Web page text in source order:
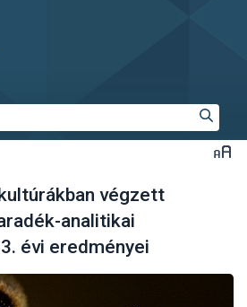
végzett
analitikai
évi eredményei